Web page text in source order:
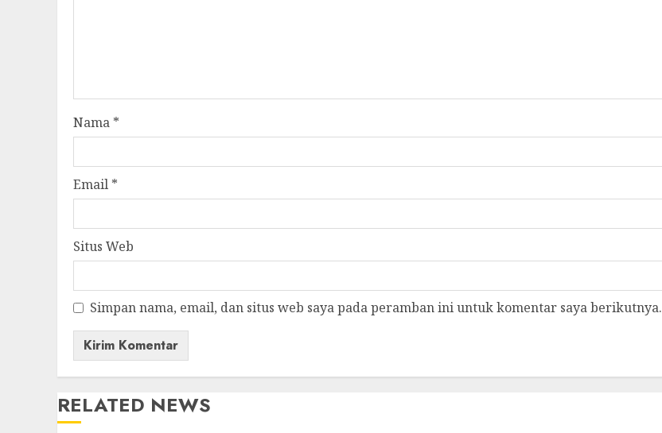
Nama *
Email *
Situs Web
Simpan nama, email, dan situs web saya pada peramban ini untuk komentar saya berikutnya.
RELATED NEWS